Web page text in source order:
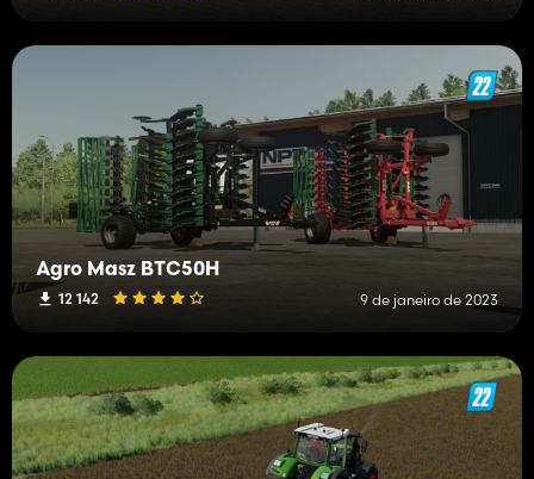
Agro Masz BTC50H
12 142 9 de janeiro de 2023